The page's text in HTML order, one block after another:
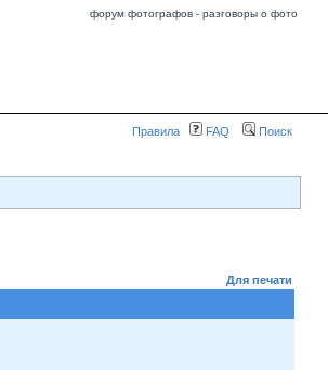
форум фотографов - разговоры о фото
Правила FAQ Поиск
Для печати